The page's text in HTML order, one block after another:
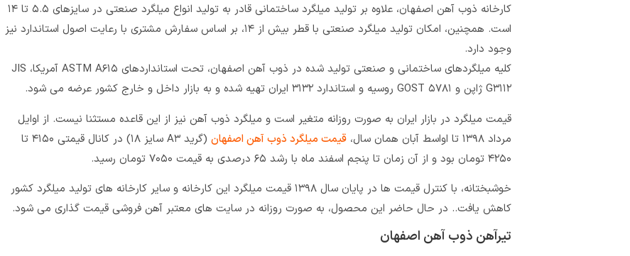
کارخانه‌ ذوب آهن اصفهان، علاوه بر تولید میلگرد ساختمانی قادر به تولید انواع میلگرد صنعتی در سایزهای ۵.۵ تا ۱۴
است. همچنین، امکان تولید میلگرد صنعتی با قطر بیش از ۱۴، بر اساس سفارش مشتری با رعایت اصول استاندارد نیز
وجود دارد.
کلیه‌ میلگردهای ساختمانی و صنعتی تولید شده در ذوب آهن اصفهان، تحت استانداردهای ASTM A۶۱۵ آمریکا، JIS
G۳۱۱۲ ژاپن و GOST ۵۷۸۱ روسیه و استاندارد ۳۱۳۲ ایران تهیه شده و به بازار داخل و خارج کشور عرضه می‌ شود.
قیمت میلگرد در بازار ایران به ‌صورت روزانه متغیر است و میلگرد ذوب آهن نیز از این قاعده مستثنا نیست. از اوایل
مرداد ۱۳۹۸ تا اواسط آبان همان سال،
قیمت میلگرد ذوب آهن اصفهان
(گرید A۳ سایز ۱۸) در کانال قیمتی ۴۱۵۰ تا
۴۲۵۰ تومان بود و از آن زمان تا پنجم اسفند ماه با رشد ۶۵ درصدی به قیمت ۷۰۵۰ تومان رسید.
خوشبختانه، با کنترل قیمت‌ ها در پایان سال ۱۳۹۸ قیمت میلگرد این کارخانه و سایر کارخانه‌ های تولید میلگرد کشور
کاهش یافت.. در حال حاضر این محصول، به صورت روزانه در سایت های معتبر آهن فروشی قیمت گذاری می شود.
تیرآهن ذوب آهن اصفهان